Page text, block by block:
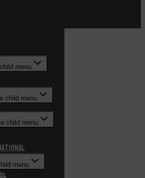
menu
child menu
child menu
menu